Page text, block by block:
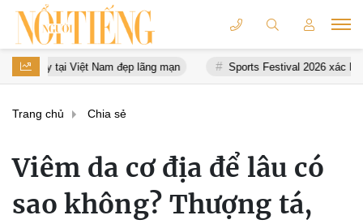
Nam đẹp lãng mạn Sports Festival 2026 xác lập Kỷ lục Việt
Trang chủ Chia sẻ
Viêm da cơ địa để lâu có
sao không? Thượng tá,